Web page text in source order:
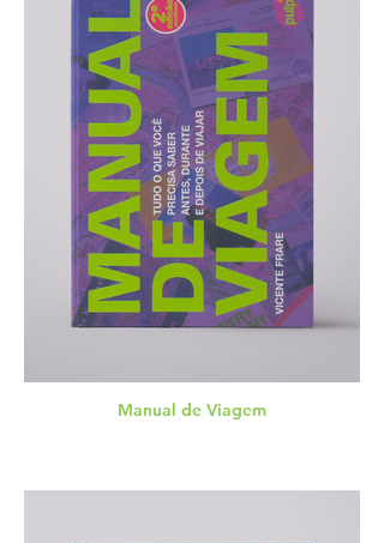
Manual de Viagem